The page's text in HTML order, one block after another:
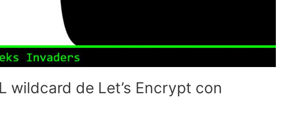
wildcard de Let’s Encrypt con